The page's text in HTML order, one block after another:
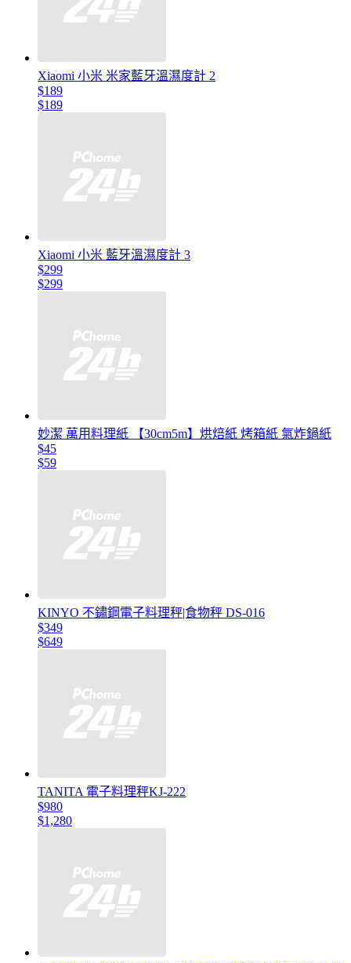
Xiaomi 小米 米家藍牙溫濕度計 2
$189
$189
Xiaomi 小米 藍牙溫濕度計 3
$299
$299
妙潔 萬用料理紙 【30cm5m】烘焙紙 烤箱紙 氣炸鍋紙
$45
$59
KINYO 不鏽鋼電子料理秤|食物秤 DS-016
$349
$649
TANITA 電子料理秤KJ-222
$980
$1,280